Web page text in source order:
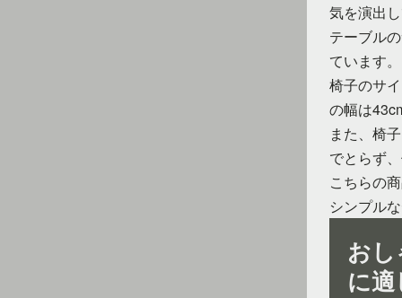
気を演出
テーブル
ています。
椅子のサ
の幅は
また、椅
でとらず
こちらの
シンプル
お
に